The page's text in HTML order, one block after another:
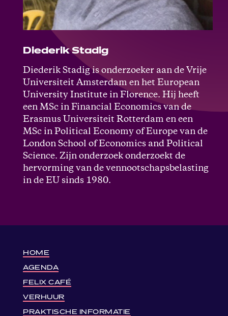
Diederik Stadig
Diederik Stadig is onderzoeker aan de Vrije
Universiteit Amsterdam en het European
University Institute in Florence. Hij heeft
een MSc in Financial Economics van de
Erasmus Universiteit Rotterdam en een
MSc in Political Economy of Europe van de
London School of Economics and Political
Science. Zijn onderzoek onderzoekt de
hervorming van de vennootschapsbelasting
in de EU sinds 1980.
HOME
AGENDA
FELIX CAFÉ
VERHUUR
PRAKTISCHE INFORMATIE